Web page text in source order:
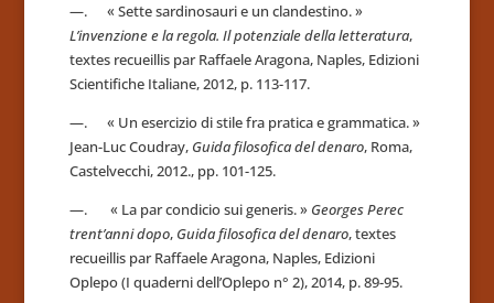
—. « Sette sardinosauri e un clandestino. »
L’invenzione e la regola. Il potenziale della letteratura,
textes recueillis par Raffaele Aragona, Naples, Edizioni
Scientifiche Italiane, 2012, p. 113-117.
—. « Un esercizio di stile fra pratica e grammatica. »
Jean-Luc Coudray, Guida filosofica del denaro, Roma,
Castelvecchi, 2012., pp. 101-125.
—. « La par condicio sui generis. » Georges Perec
trent’anni dopo, Guida filosofica del denaro, textes
recueillis par Raffaele Aragona, Naples, Edizioni
Oplepo (I quaderni dell’Oplepo n° 2), 2014, p. 89-95.